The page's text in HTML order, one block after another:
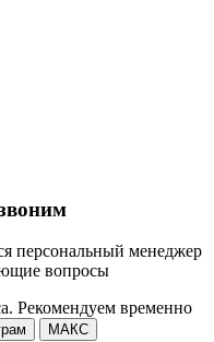
персональный менеджер
вопросы
Рекомендуем временно
МАКС